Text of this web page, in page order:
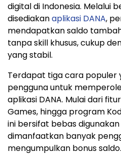
digital di Indonesia. Melalui
disediakanaplikasi DANA,
mendapatkan saldo
tanpa skill khusus, cukup
yang stabil.
Terdapat tiga cara populer
pengguna untuk
aplikasi DANA. Mulai dari
Games, hingga program
ini bersifat bebas
dimanfaatkan banyak
mengumpulkan bonus saldo.